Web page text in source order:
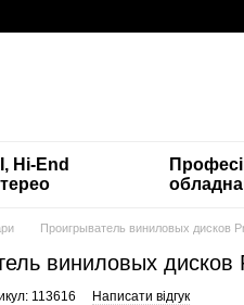
Hi-End
Проигрыватель виниловых дисков
виниловых
113616 Написати відгук